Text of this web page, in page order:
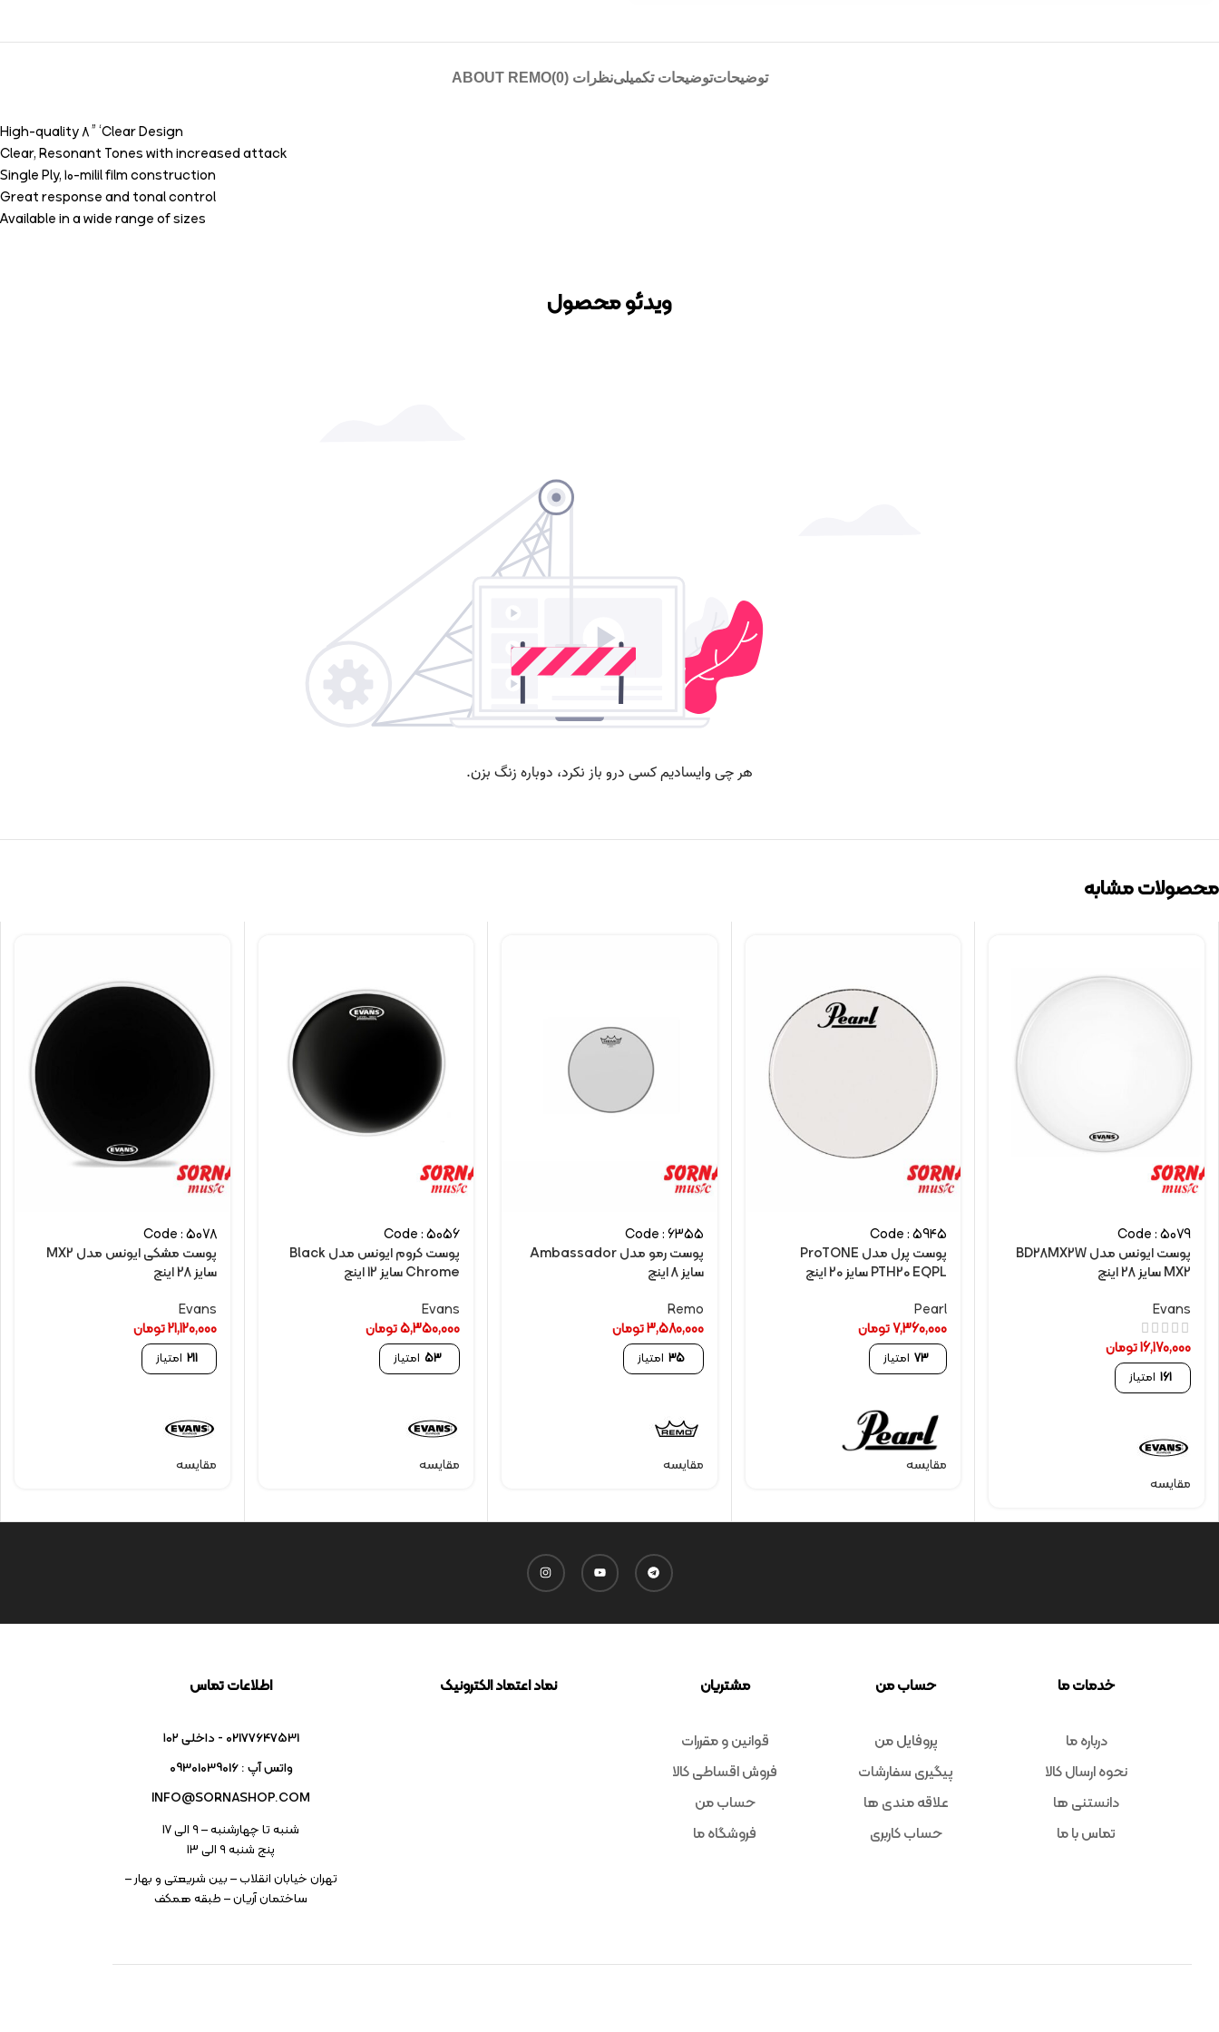
توضیحاتتوضیحات تکمیلینظرات (0) ABOUT REMO
High-quality 8 ” ‘Clear Design
Clear, Resonant Tones with increased attack
Single Ply, 10-milil film construction
Great response and tonal control
Available in a wide range of sizes
ویدئو محصول
محصولات مشابه
Code : 5079
پوست ایونس مدل BD28MX2W
MX2 سایز 28 اینچ
Evans
16,170,000تومان
161 امتیاز
مقایسه
Code : 5945
پوست پرل مدل ProTONE
PTH20 EQPL سایز 20 اینچ
Pearl
7,360,000تومان
73 امتیاز
مقایسه
Code : 6355
پوست رمو مدل Ambassador
سایز 8 اینچ
Remo
3,580,000تومان
35 امتیاز
مقایسه
Code : 5056
پوست کروم ایونس مدل Black
Chrome سایز 12 اینچ
Evans
5,350,000تومان
53 امتیاز
مقایسه
Code : 5078
پوست مشکی ایونس مدل MX2
سایز 28 اینچ
Evans
21,120,000تومان
211 امتیاز
مقایسه
خدمات ما
درباره ما
نحوه ارسال کالا
دانستنی ها
تماس با ما
حساب من
پروفایل من
پیگیری سفارشات
علاقه مندی ها
حساب کاربری
مشتریان
قوانین و مقررات
فروش اقساطی کالا
حساب من
فروشگاه ما
نماد اعتماد الکترونیک اطلاعات تماس
02177647531 - داخلی ۱۰۲
واتس آپ : 09301039016
INFO@SORNASHOP.COM
شنبه تا چهارشنبه – ۹ الی 17
پنج شنبه ۹ الی 13
تهران خیابان انقلاب – بین شریعتی و بهار –
ساختمان آریان – طبقه همکف